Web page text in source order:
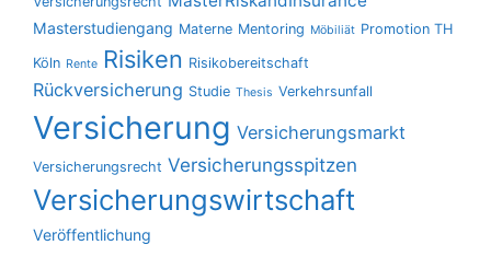
Masterstudiengang Materne Mentoring Möbiliät Promotion TH
Köln Rente Risiken Risikobereitschaft
Rückversicherung Studie Thesis Verkehrsunfall
Versicherung Versicherungsmarkt
Versicherungsrecht Versicherungsspitzen
Versicherungswirtschaft
Veröffentlichung